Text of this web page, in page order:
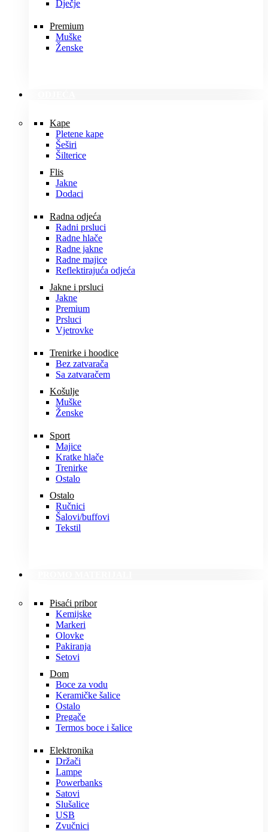
Dječje
Premium
Muške
Ženske
Kape
Pletene kape
Šeširi
Šilterice
Flis
Jakne
Dodaci
Radna odjeća
Radni prsluci
Radne hlače
Radne jakne
Radne majice
Reflektirajuća odjeća
Jakne i prsluci
Jakne
Premium
Prsluci
Vjetrovke
Trenirke i hoodice
Bez zatvarača
Sa zatvaračem
Košulje
Muške
Ženske
Sport
Majice
Kratke hlače
Trenirke
Ostalo
Ostalo
Ručnici
Šalovi/buffovi
Tekstil
Pisaći pribor
Kemijske
Markeri
Olovke
Pakiranja
Setovi
Dom
Boce za vodu
Keramičke šalice
Ostalo
Pregače
Termos boce i šalice
Elektronika
Držači
Lampe
Powerbanks
Satovi
Slušalice
USB
Zvučnici